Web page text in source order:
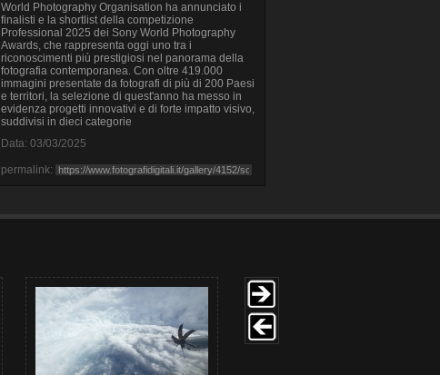
World Photography Organisation ha annunciato i
finalisti e la shortlist della competizione
Professional 2025 dei Sony World Photography
Awards, che rappresenta oggi uno tra i
riconoscimenti più prestigiosi nel panorama della
fotografia contemporanea. Con oltre 419.000
immagini presentate da fotografi di più di 200 Paesi
e territori, la selezione di quest'anno ha messo in
evidenza progetti innovativi e di forte impatto visivo,
suddivisi in dieci categorie
Data: 03/03/2025
permalink: